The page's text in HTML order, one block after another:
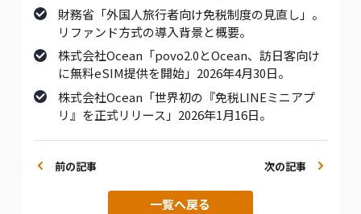
財務省「外国人旅行者向け免税制度の見直し」。
リファンド方式の導入背景と概要。
株式会社Ocean「povo2.0とOcean、訪日客向け
に無料eSIM提供を開始」2026年4月30日。
株式会社Ocean「世界初の『免税LINEミニアプ
リ』を正式リリース」2026年1月16日。
前の記事
一覧へ戻る
次の記事